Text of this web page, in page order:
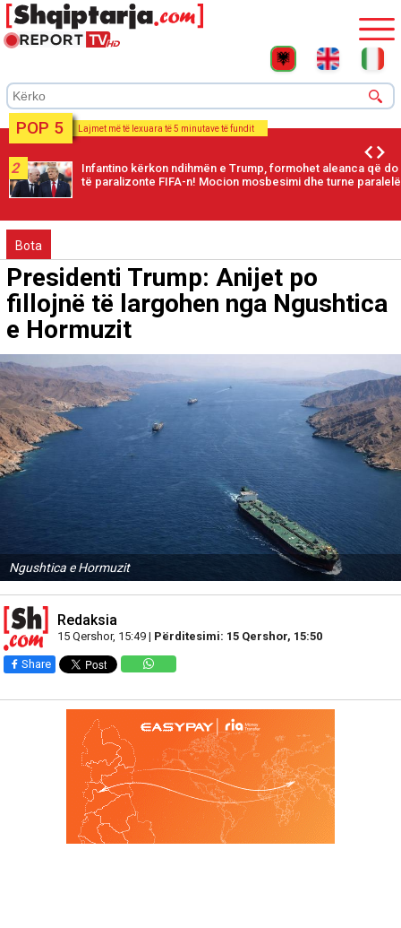
POP 5 Lajmet më të lexuara të 5 minutave të fundit
2
Infantino kërkon ndihmën e Trump, formohet aleanca që do
të paralizonte FIFA-n! Mocion mosbesimi dhe turne paralelë
Bota
Presidenti Trump: Anijet po
fillojnë të largohen nga Ngushtica
e Hormuzit
Ngushtica e Hormuzit
Redaksia
15 Qershor, 15:49 | Përditesimi: 15 Qershor, 15:50
Share